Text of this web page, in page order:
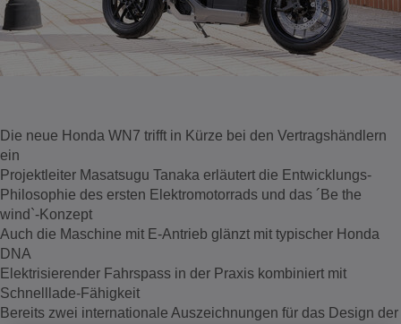
Die neue Honda WN7 trifft in Kürze bei den Vertragshändlern
ein
Projektleiter Masatsugu Tanaka erläutert die Entwicklungs-
Philosophie des ersten Elektromotorrads und das ´Be the
wind`-Konzept
Auch die Maschine mit E-Antrieb glänzt mit typischer Honda
DNA
Elektrisierender Fahrspass in der Praxis kombiniert mit
Schnelllade-Fähigkeit
Bereits zwei internationale Auszeichnungen für das Design der